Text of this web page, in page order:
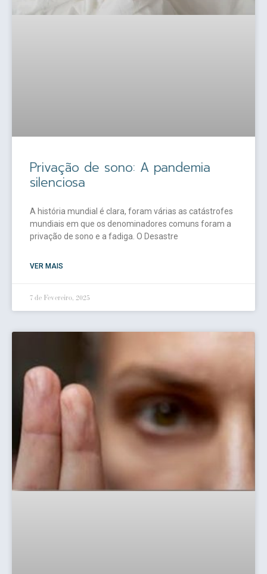
Privação de sono: A pandemia
silenciosa
A história mundial é clara, foram várias as catástrofes
mundiais em que os denominadores comuns foram a
privação de sono e a fadiga. O Desastre
VER MAIS
7 de Fevereiro, 2025